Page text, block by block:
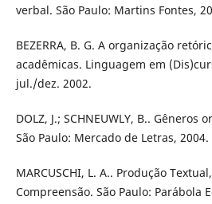
verbal. São Paulo: Martins Fontes,
BEZERRA, B. G. A organização
acadêmicas. Linguagem em
jul./dez. 2002.
DOLZ, J.; SCHNEUWLY, B.. Gêneros
São Paulo: Mercado de Letras, 2004.
MARCUSCHI, L. A.. Produção
Compreensão. São Paulo: Parábola